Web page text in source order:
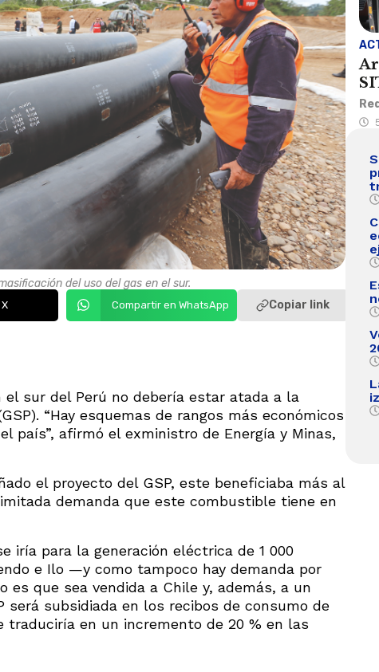
del uso del gas en el sur.
Compartir en WhatsApp Copiar link
sur del Perú no debería estar atada a la
“Hay esquemas de rangos más económicos
país”, afirmó el exministro de Energía y Minas,
el proyecto del GSP, este beneficiaba más al
demanda que este combustible tiene en
iría para la generación eléctrica de 1 000
e Ilo —y como tampoco hay demanda por
que sea vendida a Chile y, además, a un
será subsidiada en los recibos de consumo de
en un incremento de 20 % en las